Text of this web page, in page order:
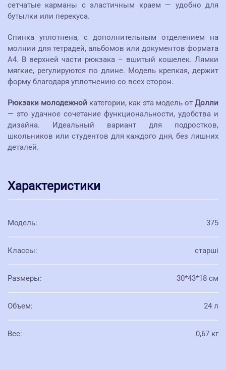
сетчатые карманы с эластичным краем — удобно для
бутылки или перекуса.
Спинка уплотнена, с дополнительным отделением на
молнии для тетрадей, альбомов или документов формата
А4. В верхней части рюкзака – вшитый кошелек. Лямки
мягкие, регулируются по длине. Модель крепкая, держит
форму благодаря уплотнению со всех сторон.
Рюкзаки молодежной категории, как эта модель от Долли
— это удачное сочетание функциональности, удобства и
дизайна. Идеальный вариант для подростков,
школьников или студентов для каждого дня, без лишних
деталей.
Характеристики
Модель: 375
Классы: старші
Размеры: 30*43*18 см
Объем: 24 л
Вес: 0,67 кг